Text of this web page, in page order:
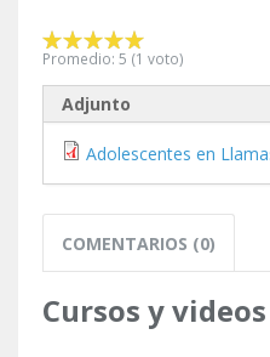
Promedio: 5 (1 voto)
Adjunto
Adolescentes en
COMENTARIOS (0)
Cursos y